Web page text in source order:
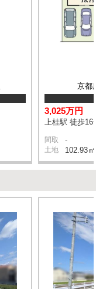
京都
3,025万円
上桂駅 徒歩16
間取 -
土地 102.93㎡